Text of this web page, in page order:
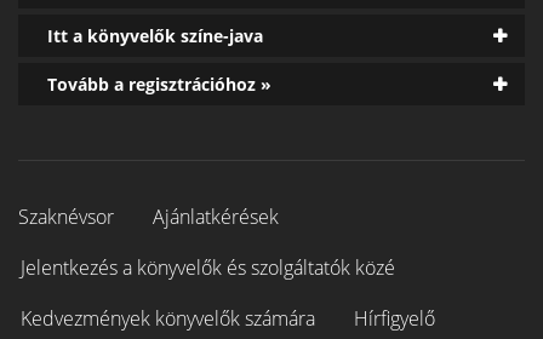
Itt a könyvelők színe-java
Tovább a regisztrációhoz »
Szaknévsor
Ajánlatkérések
Jelentkezés a könyvelők és szolgáltatók közé
Kedvezmények könyvelők számára
Hírfigyelő